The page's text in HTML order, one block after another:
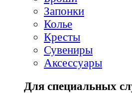
Запонки
Колье
Кресты
Сувениры
Аксессуары
Для специальных